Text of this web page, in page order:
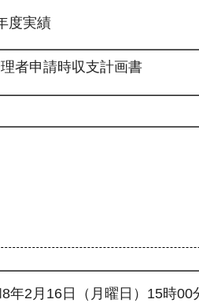
度実績
者申請時収支計画書
年2月16日（月曜日）15時00